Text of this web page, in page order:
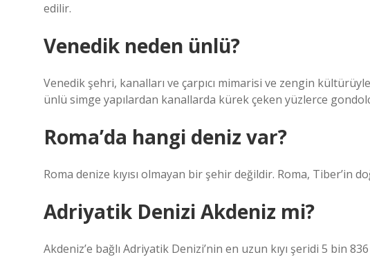
edilir.
Venedik neden ünlü?
Venedik şehri, kanalları ve çarpıcı mimarisi ve zengin
ünlü simge yapılardan kanallarda kürek çeken yüzlerce
Roma’da hangi deniz var?
Roma denize kıyısı olmayan bir şehir değildir. Roma, Tiber’in
Adriyatik Denizi Akdeniz mi?
Akdeniz’e bağlı Adriyatik Denizi’nin en uzun kıyı şeridi 5 bin